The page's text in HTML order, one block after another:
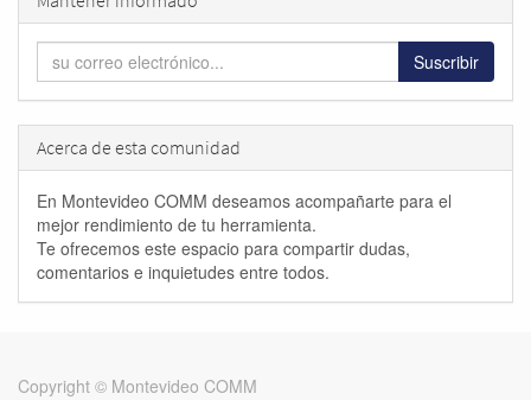
Suscribir
Acerca de esta comunidad
En Montevideo COMM deseamos acompañarte para el
mejor rendimiento de tu herramienta.
Te ofrecemos este espacio para compartir dudas,
comentarios e inquietudes entre todos.
Copyright © Montevideo COMM